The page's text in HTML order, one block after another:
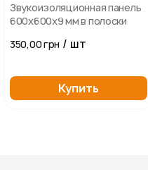
Звукоизоляционная панель
600х600х9 мм в полоски
350,00 грн / шт
Купить